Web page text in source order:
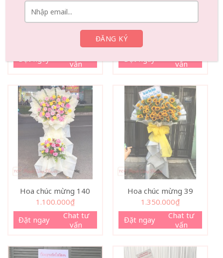
Hoa chúc mừng 31
Đặt ngay
vấn
Kệ hoa chia buồn 206
Đặt ngay
vấn
Hoa chúc mừng 140
1.100.000₫
Đặt ngay
Chat tư
vấn
Hoa chúc mừng 39
1.350.000₫
Đặt ngay
Chat tư
vấn